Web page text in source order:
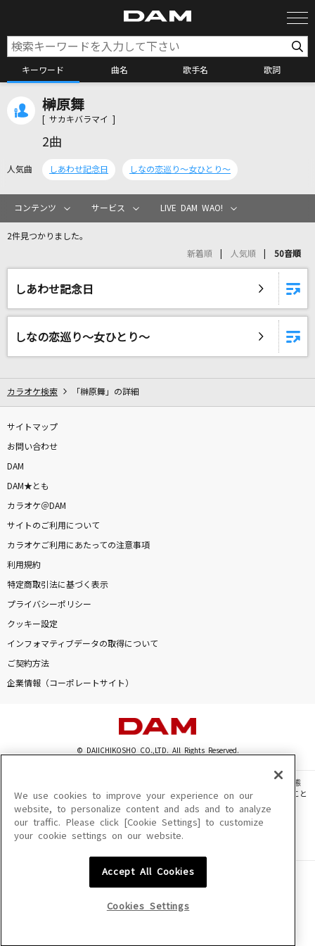
キーワード 曲名 歌手名 歌詞
カラオケリクエスト
リアルタイムで歌われている曲の一覧
チュチュ・バレリーナ
もな・るか・みき from AIKATSU☆STARS!
水森かおり
[生音]星空のディスタンス
アルフィー(THE ALFEE)
夏色花火
[生音]水平線
back number
HELLO
Official髭男dism
[生音]ギターと孤独と蒼い惑星
[生音]プライド革命
CHiCO with HoneyWorks
カラオケ最新情報をチェック！
榊原舞
[ サカキバラマイ ]
2曲
人気曲 しあわせ記念日 しなの恋巡り～女ひとり～
コンテンツ サービス LIVE DAM WAO!
2件見つかりました。
新着順 人気順 50音順
しあわせ記念日
しなの恋巡り～女ひとり～
カラオケ検索 「榊原舞」の詳細
サイトマップ
お問い合わせ
DAM
DAM★とも
カラオケ＠DAM
サイトのご利用について
カラオケご利用にあたっての注意事項
利用規約
特定商取引法に基づく表示
プライバシーポリシー
クッキー設定
インフォマティブデータの取得について
ご契約方法
企業情報（コーポレートサイト）
© DAIICHIKOSHO CO.,LTD. All Rights Reserved.
このサイトに掲載されている一切の文章・画像・写真・動画・音声等を、手段や形態
を問わず、著作権法の定める範囲を超えて無断で複製、転載、ファイル化などすること
を禁じます。
楽曲及びコンテンツは、機種によりご利用いただけない場合があります。
楽曲及びコンテンツの配信日、配信内容が変更になる場合があります。
We use cookies to improve your experience on our
website, to personalize content and ads and to analyze
our traffic. Please click [Cookie Settings] to customize
your cookie settings on our website.
Accept All Cookies
Cookies Settings